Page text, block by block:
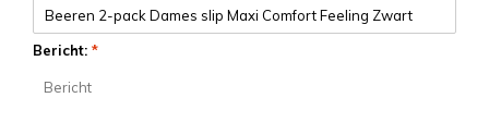
Bericht: *